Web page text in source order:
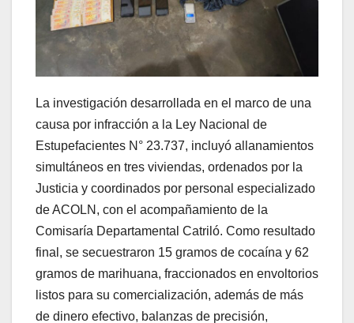
La investigación desarrollada en el marco de una
causa por infracción a la Ley Nacional de
Estupefacientes N° 23.737, incluyó allanamientos
simultáneos en tres viviendas, ordenados por la
Justicia y coordinados por personal especializado
de ACOLN, con el acompañamiento de la
Comisaría Departamental Catriló. Como resultado
final, se secuestraron 15 gramos de cocaína y 62
gramos de marihuana, fraccionados en envoltorios
listos para su comercialización, además de más
de dinero efectivo, balanzas de precisión,